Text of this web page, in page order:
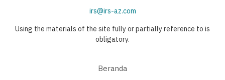
irs@irs-az.com
Using the materials of the site fully or partially reference to is
obligatory.
Beranda